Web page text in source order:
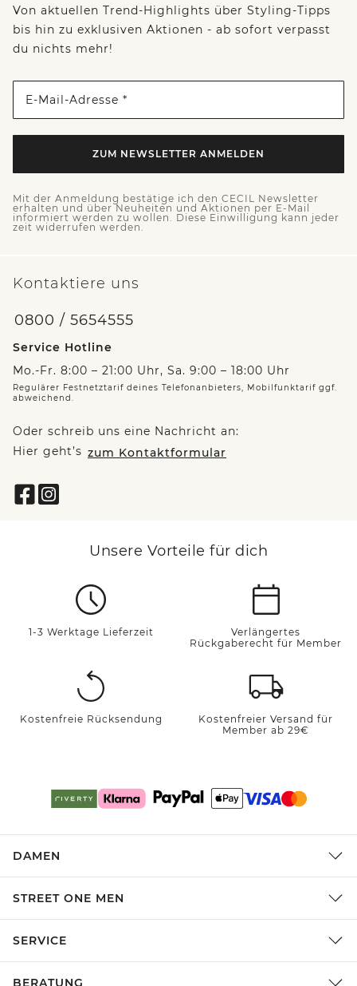
Von aktuellen Trend-Highlights über Styling-Tipps
bis hin zu exklusiven Aktionen - ab sofort verpasst
du nichts mehr!
E-Mail-Adresse *
ZUM NEWSLETTER ANMELDEN
Mit der Anmeldung bestätige ich den CECIL Newsletter
erhalten und über Neuheiten und Aktionen per E-Mail
informiert werden zu wollen. Diese Einwilligung kann jeder
zeit widerrufen werden.
Kontaktiere uns
0800 / 5654555
Service Hotline
Mo.-Fr. 8:00 – 21:00 Uhr, Sa. 9:00 – 18:00 Uhr
Regulärer Festnetztarif deines Telefonanbieters, Mobilfunktarif ggf.
abweichend.
Oder schreib uns eine Nachricht an:
Hier geht’s zum Kontaktformular
Unsere Vorteile für dich
1-3 Werktage Lieferzeit
Verlängertes
Rückgaberecht für Member
Kostenfreie Rücksendung
Kostenfreier Versand für
Member ab 29€
DAMEN
STREET ONE MEN
SERVICE
BERATUNG